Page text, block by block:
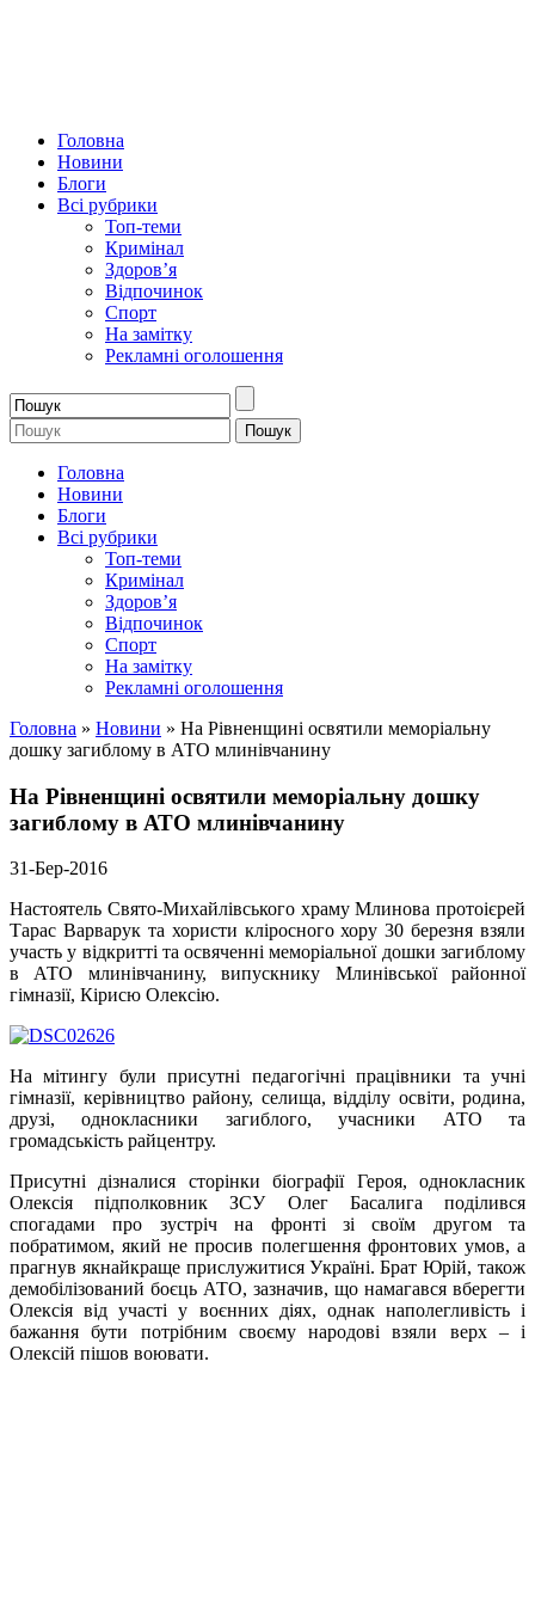
Головна
Новини
Блоги
Всі рубрики
Топ-теми
Кримінал
Здоров’я
Відпочинок
Спорт
На замітку
Рекламні оголошення
Головна
Новини
Блоги
Всі рубрики
Топ-теми
Кримінал
Здоров’я
Відпочинок
Спорт
На замітку
Рекламні оголошення
Головна » Новини » На Рівненщині освятили меморіальну
дошку загиблому в АТО млинівчанину
На Рівненщині освятили меморіальну дошку
загиблому в АТО млинівчанину
31-Бер-2016
Настоятель Свято-Михайлівського храму Млинова протоієрей
Тарас Варварук та хористи кліросного хору 30 березня взяли
участь у відкритті та освяченні меморіальної дошки загиблому
в АТО млинівчанину, випускнику Млинівської районної
гімназії, Кірисю Олексію.
На мітингу були присутні педагогічні працівники та учні
гімназії, керівництво району, селища, відділу освіти, родина,
друзі, однокласники загиблого, учасники АТО та
громадськість райцентру.
Присутні дізналися сторінки біографії Героя, однокласник
Олексія підполковник ЗСУ Олег Басалига поділився
спогадами про зустріч на фронті зі своїм другом та
побратимом, який не просив полегшення фронтових умов, а
прагнув якнайкраще прислужитися Україні. Брат Юрій, також
демобілізований боєць АТО, зазначив, що намагався вберегти
Олексія від участі у воєнних діях, однак наполегливість і
бажання бути потрібним своєму народові взяли верх – і
Олексій пішов воювати.